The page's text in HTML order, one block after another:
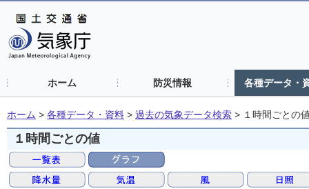
ホーム 防災情報 各種データ・
ホーム > 各種データ・資料 > 過去の気象データ検索 > １時間ごとの
１時間ごとの値